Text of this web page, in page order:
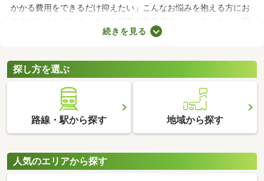
かかる費用をできるだけ抑えたい」こんなお悩みを抱える方にお
すすめなのがインターネット無料の物件です。インターネット完
備の物件なら、新たに回線を契約する必要はありません。通信費
チェックしてみてくださいね。
続きを見る
探し方を選ぶ
路線・駅から探す 地域から探す
人気のエリアから探す